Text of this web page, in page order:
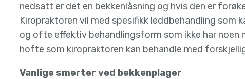
nedsatt er det en bekkenlåsning og hvis den er
Kiropraktoren vil med spesifikk leddbehandling
og ofte effektiv behandlingsform som ikke har noen
hofte som kiropraktoren kan behandle med
Vanlige smerter ved bekkenplager